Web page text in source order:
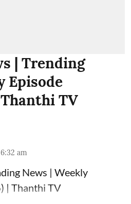
| Trending
Episode
TV
am
News | Weekly
| Thanthi TV